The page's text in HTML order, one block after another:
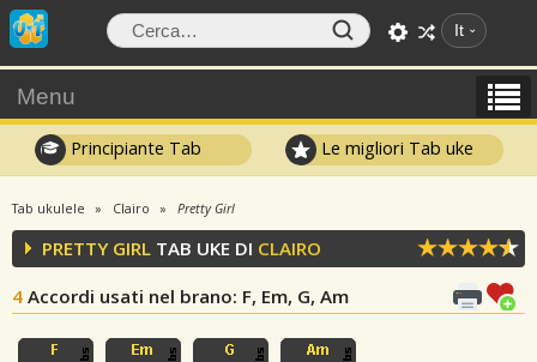
It
Menu
Principiante Tab Le migliori Tab uke
Tab ukulele Clairo Pretty Girl
PRETTY GIRL TAB UKE DI CLAIRO
4 Accordi usati nel brano: F, Em, G, Am